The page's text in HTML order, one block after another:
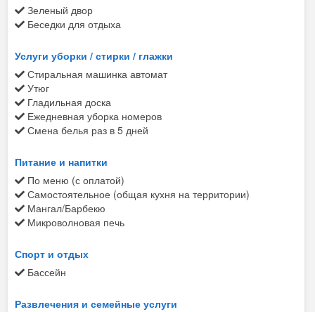
Зеленый двор
Беседки для отдыха
Услуги уборки / стирки / глажки
Стиральная машинка автомат
Утюг
Гладильная доска
Ежедневная уборка номеров
Смена белья раз в 5 дней
Питание и напитки
По меню (с оплатой)
Самостоятельное (общая кухня на территории)
Мангал/Барбекю
Микроволновая печь
Спорт и отдых
Бассейн
Развлечения и семейные услуги